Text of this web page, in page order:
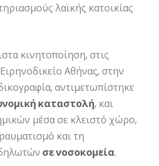
λαϊκής κατοικίας
κινητοποίηση, στις
Αθήνας, στην
αντιμετωπίστηκε
καταστολή, και
μέσα σε κλειστό χώρο,
και τη
σε νοσοκομεία.